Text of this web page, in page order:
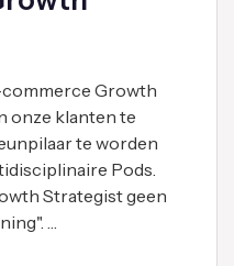
Growth
onze klanten te
te worden
Pods.
Strategist geen
…